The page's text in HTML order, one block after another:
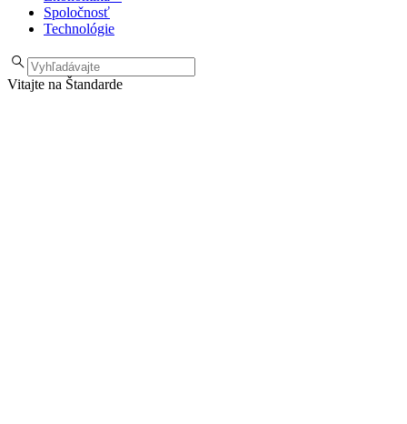
Spoločnosť
Technológie
Vitajte na Štandarde